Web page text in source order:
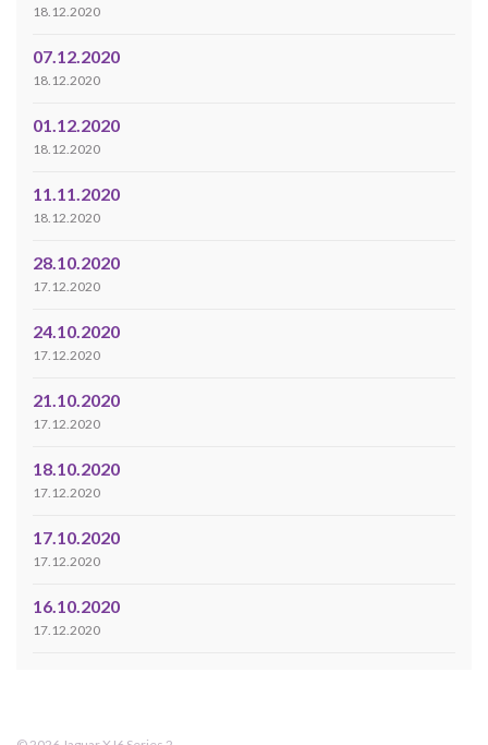
18.12.2020
07.12.2020
18.12.2020
01.12.2020
18.12.2020
11.11.2020
18.12.2020
28.10.2020
17.12.2020
24.10.2020
17.12.2020
21.10.2020
17.12.2020
18.10.2020
17.12.2020
17.10.2020
17.12.2020
16.10.2020
17.12.2020